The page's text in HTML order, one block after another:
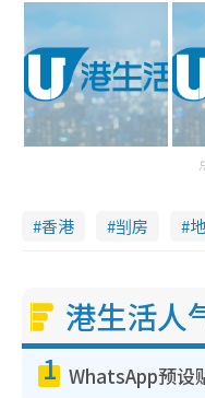
香港 㓥房
港生活人
1